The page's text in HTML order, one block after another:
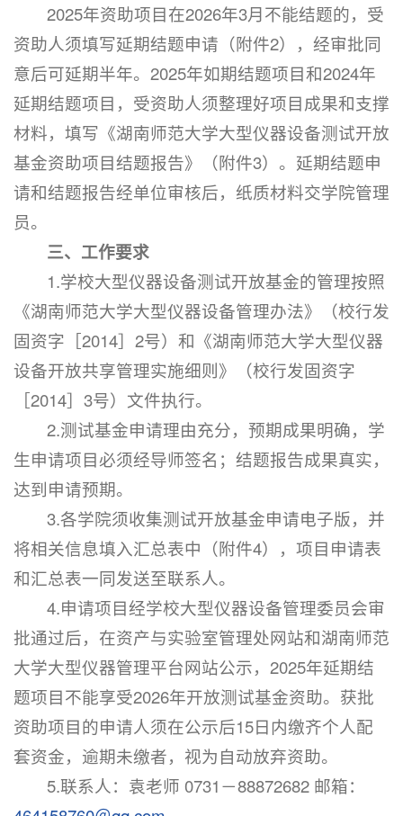
2025年资助项目在2026年3月不能结题的，受
资助人须填写延期结题申请（附件2），经审批同
意后可延期半年。2025年如期结题项目和2024年
延期结题项目，受资助人须整理好项目成果和支撑
材料，填写《湖南师范大学大型仪器设备测试开放
基金资助项目结题报告》（附件3）。延期结题申
请和结题报告经单位审核后，纸质材料交学院管理
员。
三、工作要求
1.学校大型仪器设备测试开放基金的管理按照
《湖南师范大学大型仪器设备管理办法》（校行发
固资字［2014］2号）和《湖南师范大学大型仪器
设备开放共享管理实施细则》（校行发固资字
［2014］3号）文件执行。
2.测试基金申请理由充分，预期成果明确，学
生申请项目必须经导师签名；结题报告成果真实，
达到申请预期。
3.各学院须收集测试开放基金申请电子版，并
将相关信息填入汇总表中（附件4），项目申请表
和汇总表一同发送至联系人。
4.申请项目经学校大型仪器设备管理委员会审
批通过后，在资产与实验室管理处网站和湖南师范
大学大型仪器管理平台网站公示，2025年延期结
题项目不能享受2026年开放测试基金资助。获批
资助项目的申请人须在公示后15日内缴齐个人配
套资金，逾期未缴者，视为自动放弃资助。
5.联系人：袁老师 0731－88872682 邮箱：